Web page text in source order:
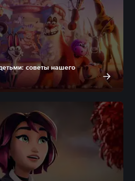
советы нашего